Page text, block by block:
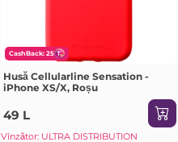
CashBack: 25
Husă Cellularline Sensation -
iPhone XS/X, Roșu
49 L
Vînzător: ULTRA DISTRIBUTION